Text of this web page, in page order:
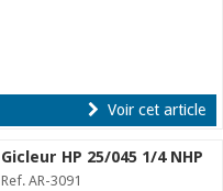
Voir cet article
Gicleur HP 25/045 1/4 NHP
Ref. AR-3091